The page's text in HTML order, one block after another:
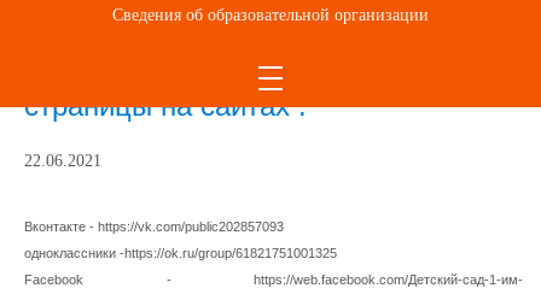
Детский сад создал публичные
страницы на сайтах :
22.06.2021
Вконтакте - https://vk.com/public202857093
одноклассники -https://ok.ru/group/61821751001325
Facebook - https://web.facebook.com/Детский-сад-1-им-
Сведения об образовательной организации